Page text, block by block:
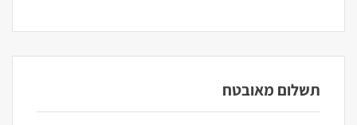
תשלום מאובטח